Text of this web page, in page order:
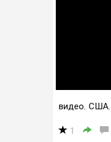
видео, США,
1